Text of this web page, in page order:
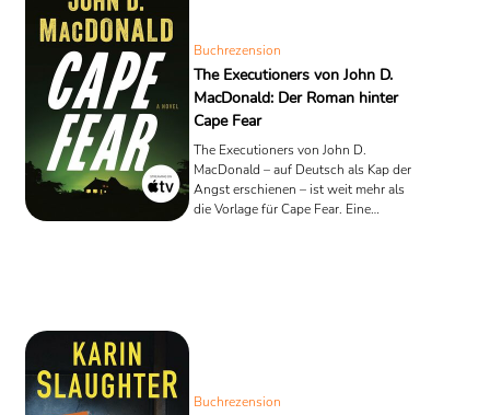
Buchrezension
The Executioners von John D.
MacDonald: Der Roman hinter
Cape Fear
The Executioners von John D.
MacDonald – auf Deutsch als Kap der
Angst erschienen – ist weit mehr als
die Vorlage für Cape Fear. Eine
Buchrezension